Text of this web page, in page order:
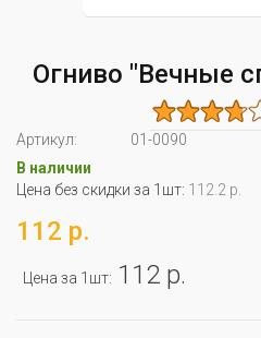
Огниво "Вечные
Артикул:
01-0090
В наличии
Цена без скидки за 1шт: 112.2 р.
112 р.
Цена за 1шт: 112 р.